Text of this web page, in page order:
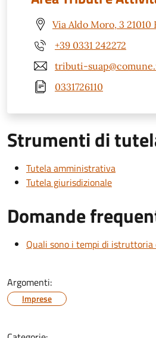
Via Aldo Moro, 3 21010
+39 0331 242272
tributi-
0331726110
Strumenti di
Tutela amministrativa
Tutela giurisdizionale
Domande
Quali sono i tempi di istruttoria
Argomenti:
Imprese